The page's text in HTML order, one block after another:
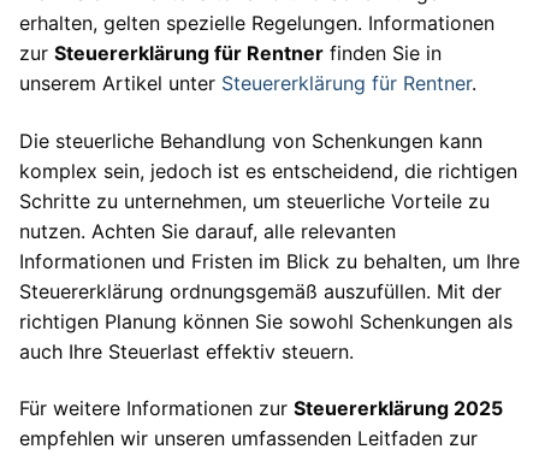
erhalten, gelten spezielle Regelungen. Informationen
zur Steuererklärung für Rentner finden Sie in
unserem Artikel unter Steuererklärung für Rentner.
Die steuerliche Behandlung von Schenkungen kann
komplex sein, jedoch ist es entscheidend, die richtigen
Schritte zu unternehmen, um steuerliche Vorteile zu
nutzen. Achten Sie darauf, alle relevanten
Informationen und Fristen im Blick zu behalten, um Ihre
Steuererklärung ordnungsgemäß auszufüllen. Mit der
richtigen Planung können Sie sowohl Schenkungen als
auch Ihre Steuerlast effektiv steuern.
Für weitere Informationen zur Steuererklärung 2025
empfehlen wir unseren umfassenden Leitfaden zur